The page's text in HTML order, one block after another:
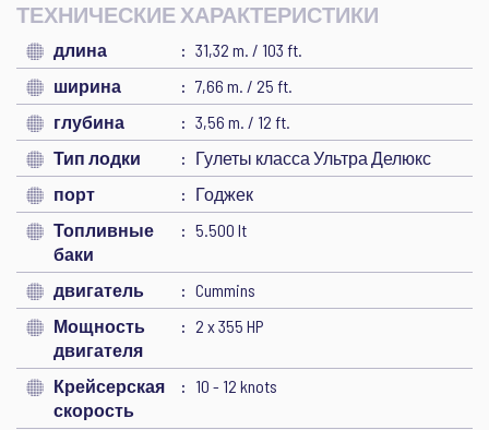
ТЕХНИЧЕСКИЕ ХАРАКТЕРИСТИКИ
длина
31,32 m. / 103 ft.
ширина
7,66 m. / 25 ft.
глубина
3,56 m. / 12 ft.
Тип лодки
Гулеты класса Ультра Делюкс
порт
Годжек
Топливные
баки
5.500 lt
двигатель
Cummins
Мощность
двигателя
2 x 355 HP
Крейсерская
скорость
10 - 12 knots